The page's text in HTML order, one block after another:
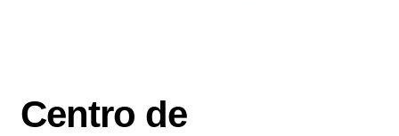
Centro de